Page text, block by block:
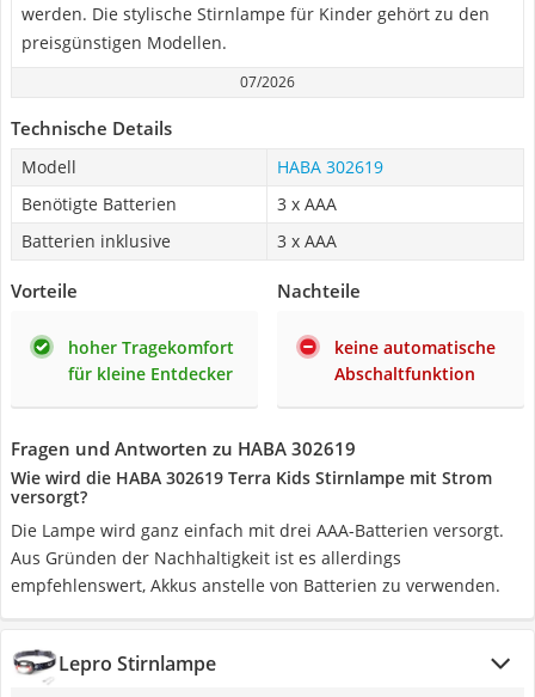
werden. Die stylische Stirnlampe für Kinder gehört zu den
preisgünstigen Modellen.
07/2026
Technische Details
Modell
HABA 302619
Benötigte Batterien
3 x AAA
Batterien inklusive
3 x AAA
Vorteile
hoher Tragekomfort
für kleine Entdecker
Nachteile
keine automatische
Abschaltfunktion
Fragen und Antworten zu HABA 302619
Wie wird die HABA 302619 Terra Kids Stirnlampe mit Strom
versorgt?
Die Lampe wird ganz einfach mit drei AAA-Batterien versorgt.
Aus Gründen der Nachhaltigkeit ist es allerdings
empfehlenswert, Akkus anstelle von Batterien zu verwenden.
Lepro Stirnlampe